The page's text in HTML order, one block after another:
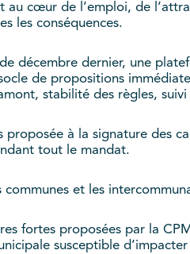
au cœur de l’emploi, de
les conséquences.
décembre dernier, une
de propositions
stabilité des règles, suivi
proposée à la signature des
tout le mandat.
et les
fortes proposées par la
susceptible